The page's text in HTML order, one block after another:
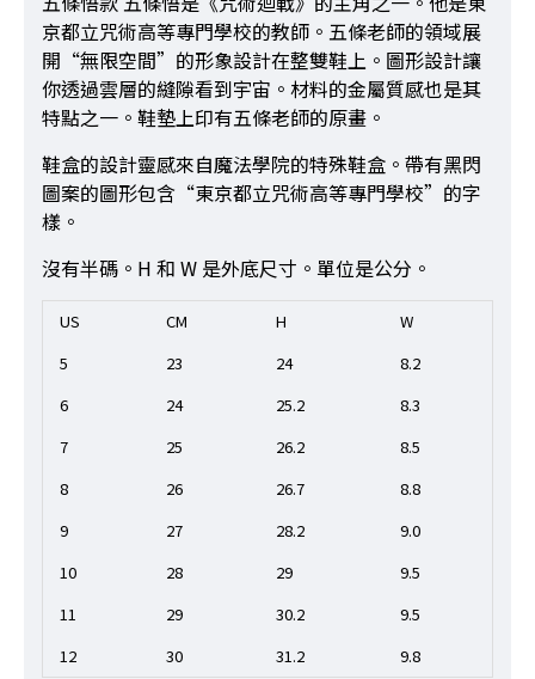
京都立咒術高等專門學校的教師。五條老師的領域展
開“無限空間”的形象設計在整雙鞋上。圖形設計讓
你透過雲層的縫隙看到宇宙。材料的金屬質感也是其
特點之一。鞋墊上印有五條老師的原畫。
鞋盒的設計靈感來自魔法學院的特殊鞋盒。帶有黑閃
圖案的圖形包含“東京都立咒術高等專門學校”的字
樣。
沒有半碼。H 和 W 是外底尺寸。單位是公分。
US CM H
W
5
23 24
8.2
6
24 25.2
8.3
7
25 26.2
8.5
8
26 26.7
8.8
9
27 28.2
9.0
10
28 29
9.5
11
29 30.2
9.5
12
30 31.2 9.8